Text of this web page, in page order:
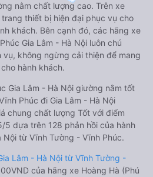
nằm chất lượng cao. Trên xe
thiết bị hiện đại phục vụ cho
khách. Bên cạnh đó, các hãng xe
Gia Lâm - Hà Nội luôn chú
không ngừng cải thiện để mang
hành khách.
Gia Lâm - Hà Nội giường nằm tốt
Phúc đi Gia Lâm - Hà Nội
chung chất lượng Tốt với điểm
dựa trên 128 phản hồi của hành
Nội từ Vĩnh Tường - Vĩnh Phúc.
Lâm - Hà Nội từ Vĩnh Tường -
của hãng xe Hoàng Hà (Phú